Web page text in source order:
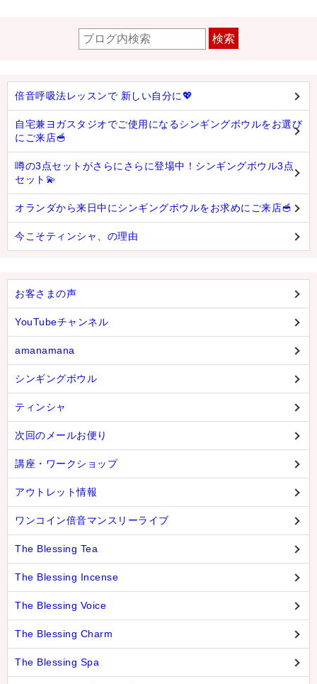
検索
倍音呼吸法レッスンで 新しい自分に💖
自宅兼ヨガスタジオでご使用になるシンギングボウルをお選び
にご来店🥣
噂の3点セットがさらにさらに登場中！シンギングボウル3点
セット💫
オランダから来日中にシンギングボウルをお求めにご来店🥣
今こそティンシャ、の理由
お客さまの声
YouTubeチャンネル
amanamana
シンギングボウル
ティンシャ
次回のメールお便り
講座・ワークショップ
アウトレット情報
ワンコイン倍音マンスリーライブ
The Blessing Tea
The Blessing Incense
The Blessing Voice
The Blessing Charm
The Blessing Spa